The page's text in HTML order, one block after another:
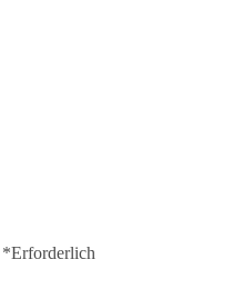
*Erforderlich